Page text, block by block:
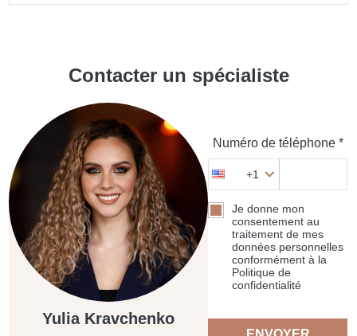
Contacter un spécialiste
Yulia Kravchenko
Numéro de téléphone *
+1
Je donne mon
consentement au
traitement de mes
données personnelles
conformément à la
Politique de
confidentialité